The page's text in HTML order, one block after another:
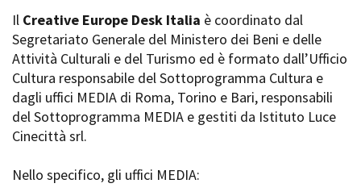
SERVIZI
Servizi generali
Location scouting
Spazi nella sede FCTP
Sala Casting
Sala Paolo Tenna
FILM FUNDS
Piemonte Film Tv Fund
AWARDS
International Film Festival
Rotterdam
Berlinale Internationalen
Filmfestspiele Berlin
Festival de Cannes
Biografilm Festival - Bio to B
Il Creative Europe Desk Italia è coordinato dal
Segretariato Generale del Ministero dei Beni e delle
Attività Culturali e del Turismo ed è formato dall’Ufficio
Cultura responsabile del Sottoprogramma Cultura e
dagli uffici MEDIA di Roma, Torino e Bari, responsabili
del Sottoprogramma MEDIA e gestiti da Istituto Luce
Cinecittà srl.
Nello specifico, gli uffici MEDIA: